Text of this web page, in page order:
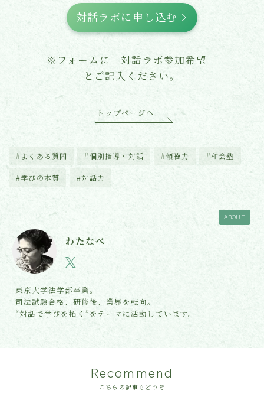
対話ラボに申し込む
※フォームに「対話ラボ参加希望」
とご記入ください。
トップページへ
#よくある質問 #個別指導・対話 #傾聴力 #和会塾
#学びの本質 #対話力
ABOUT
わたなべ
東京大学法学部卒業。
司法試験合格、研修後、業界を転向。
“対話で学びを拓く”をテーマに活動しています。
Recommend
こちらの記事もどうぞ